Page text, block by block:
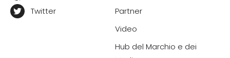
Twitter
Partner
Video
Hub del Marchio e dei